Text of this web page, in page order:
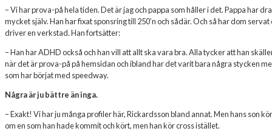
– Vi har prova-på hela tiden. Det är jag och pappa som håller i det. Pappa har
mycket själv. Han har fixat sponsring till 250’n och sådär. Och så har dom
driver en verkstad. Han fortsätter:
– Han har ADHD också och han vill att allt ska vara bra. Alla tycker att han
när det är prova-på på hemsidan och ibland har det varit bara några stycken
som har börjat med speedway.
Några är ju bättre än inga.
– Exakt! Vi har ju många profiler här, Rickardsson bland annat. Men hans son
om en som han hade kommit och kört, men han kör cross istället.